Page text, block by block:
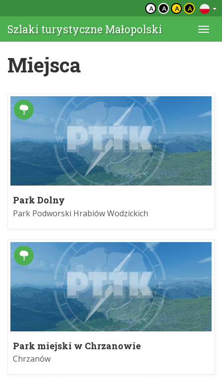
A A A A
Szlaki turystyczne Małopolski
Miejsca
Park Dolny
Park Podworski Hrabiów Wodzickich
Park miejski w Chrzanowie
Chrzanów